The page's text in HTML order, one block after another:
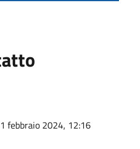
febbraio 2024, 12:16